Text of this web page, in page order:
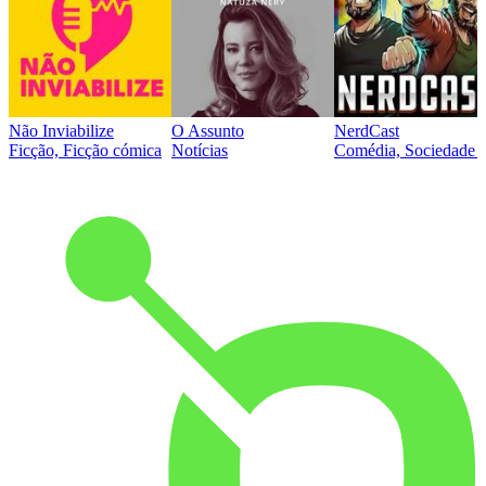
Não Inviabilize
Ficção, Ficção cómica
O Assunto
Notícias
NerdCast
Comédia, Sociedade